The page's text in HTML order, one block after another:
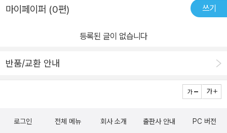
지만 불이라서 발이 타들어 갈겄같았다.그때 출랙과 햄릿이 마법의
물을 라일라에게 전해주었다.다행이 그 물을 먹고 시원해지자 라즈바
니에게 특제 유황은 어디에 있냐고 물었다.하지만 라즈바니는 특제
출랙은 라챈드의 이야기를 하고 서둘러 마을로 되돌아간다.그러고서
계 유명한 폭죽 장인들을 불러서 폭죽 경연을 할것이다. 그때 라챈드
이 되는 것이고 우승을 못하면 라챈드는 목숨을 잃는것으로 했다.그
처한다. 그래서 왕은 축제에 공연을 선보여서 일등을 하게되면 부녀
을 사람들에게 선보여 라챈드는 상과 자유를 얻고 라일라는 진정한
심히 노력한다면 꿈을 이룰수있다는 것을 느꼈고 나도 라일라처럼 진
마이페이퍼 (0편) 쓰기
등록된 글이 없습니다
반품/교환 안내
로그인 전체 메뉴 회사 소개 출판사 안내 PC 버전